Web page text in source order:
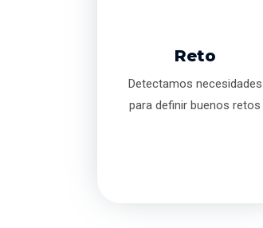
Reto
Detectamos necesidades
para definir buenos retos